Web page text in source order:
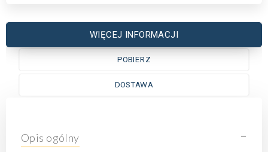
WIĘCEJ INFORMACJI
POBIERZ
DOSTAWA
Opis ogólny -